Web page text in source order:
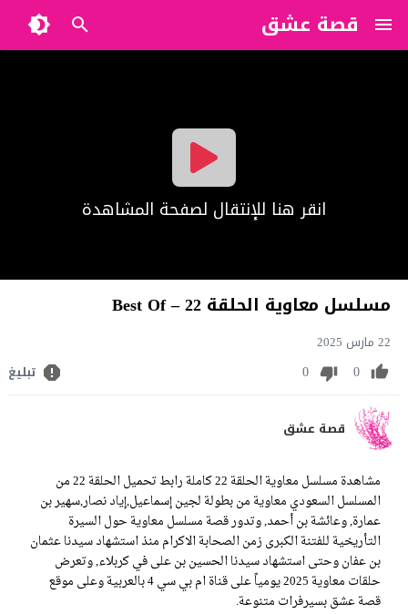
قصة عشق
?>
انقر هنا للإنتقال لصفحة المشاهدة
مسلسل معاوية الحلقة 22 – Best Of
22 مارس 2025
0
0 تبليغ
قصة عشق
مشاهدة مسلسل معاوية الحلقة 22 كاملة رابط تحميل الحلقة 22 من
المسلسل السعودي معاوية من بطولة لجين إسماعيل,إياد نصار,سهير بن
عمارة, وعائشة بن أحمد, وتدور قصة مسلسل معاوية حول السيرة
التأريخية للفتنة الكبرى زمن الصحابة الاكرام منذ استشهاد سيدنا عثمان
بن عفان وحتى استشهاد سيدنا الحسين بن على في كربلاء, وتعرض
حلقات معاوية 2025 يومياً على قناة ام بي سي 4 بالعربية وعلى موقع
قصة عشق بسيرفرات متنوعة.